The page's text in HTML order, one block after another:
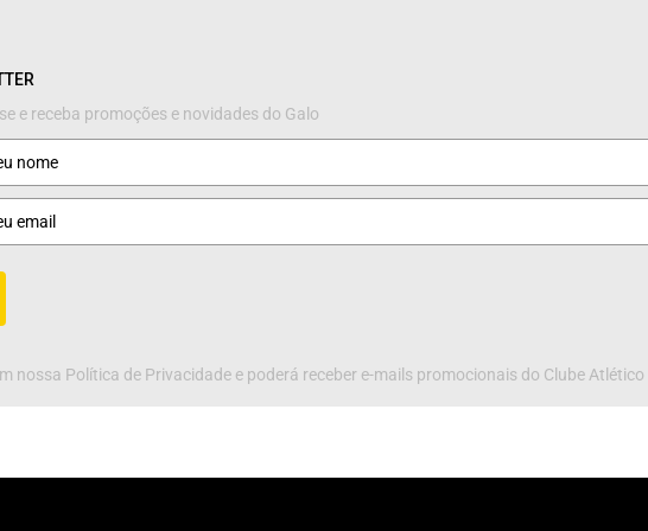
e receba promoções e novidades do Galo
nossa Política de Privacidade e poderá receber e-mails promocionais do Clube Atlético